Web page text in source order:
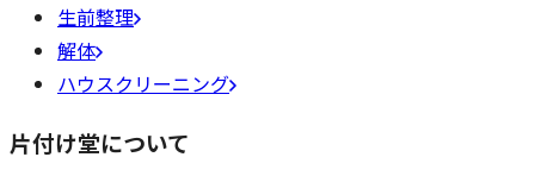
生前整理
解体
ハウスクリーニング
片付け堂について